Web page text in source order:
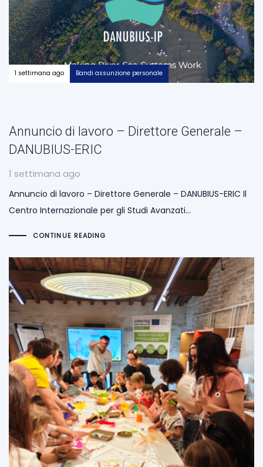
1 settimana ago Bandi assunzione personale
Annuncio di lavoro – Direttore Generale –
DANUBIUS-ERIC
1 settimana ago
Annuncio di lavoro – Direttore Generale – DANUBIUS-ERIC Il
Centro Internazionale per gli Studi Avanzati…
CONTINUE READING